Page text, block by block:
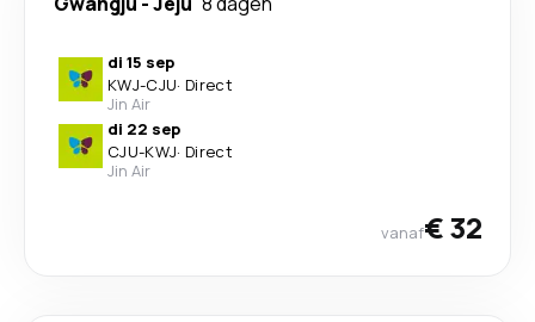
di 15 sep
KWJ-CJU· Direct
Jin Air
di 22 sep
CJU-KWJ· Direct
Jin Air
vanaf€ 32